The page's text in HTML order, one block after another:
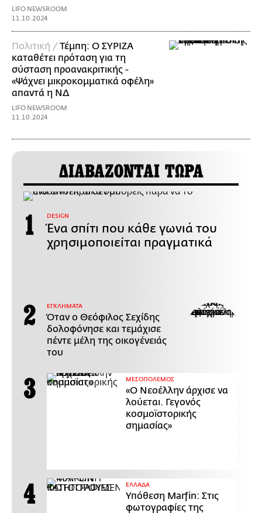
LIFO NEWSROOM
11.10.2024
Πολιτική /Τέμπη: Ο ΣΥΡΙΖΑ
καταθέτει πρόταση για τη
σύσταση προανακριτικής -
«Ψάχνει μικροκομματικά οφέλη»
απαντά η ΝΔ
LIFO NEWSROOM
11.10.2024
ΔΙΑΒΑΖΟΝΤΑΙ ΤΩΡΑ
DESIGN
Ένα σπίτι που κάθε γωνιά του
χρησιμοποιείται πραγματικά
ΕΓΚΛΗΜΑΤΑ
Όταν ο Θεόφιλος Σεχίδης
δολοφόνησε και τεμάχισε
πέντε μέλη της οικογένειάς
του
ΜΕΣΟΠΟΛΕΜΟΣ
«Ο Νεοέλλην άρχισε να
λούεται. Γεγονός
κοσμοϊστορικής
σημασίας»
ΕΛΛΑΔΑ
Υπόθεση Marfin: Στις
φωτογραφίες της